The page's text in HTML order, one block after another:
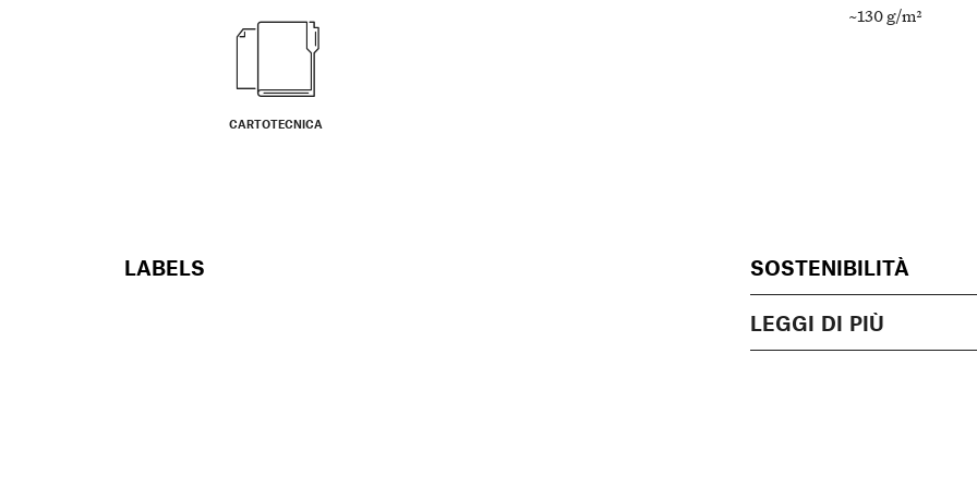
CARTOTECNICA
~130 g/m²
LABELS SOSTENIBILITÀ
LEGGI DI PIÙ